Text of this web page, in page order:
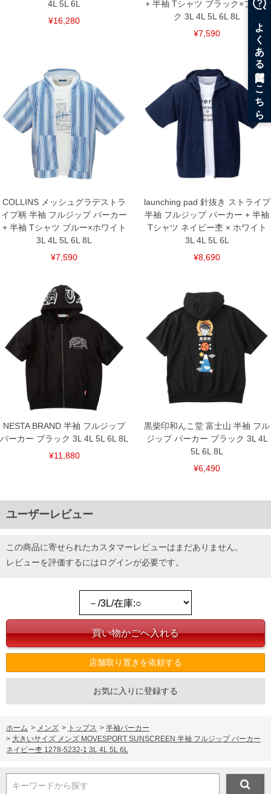
4L 5L 6L
¥16,280
+ 半袖 Tシャツ ブラック×ブラッ
ク 3L 4L 5L 6L 8L
¥7,590
COLLINS メッシュグラデストラ
イプ柄 半袖 フルジップ パーカー
+ 半袖 Tシャツ ブルー×ホワイト
3L 4L 5L 6L 8L
¥7,590
launching pad 針抜き ストライプ
半袖 フルジップ パーカー + 半袖
Tシャツ ネイビー杢 × ホワイト
3L 4L 5L 6L
¥8,690
NESTA BRAND 半袖 フルジップ
パーカー ブラック 3L 4L 5L 6L 8L
¥11,880
黒柴印和んこ堂 富士山 半袖 フル
ジップ パーカー ブラック 3L 4L
5L 6L 8L
¥6,490
ユーザーレビュー
この商品に寄せられたカスタマーレビューはまだありません。
レビューを評価するにはログインが必要です。
店舗取り置きを依頼する
お気に入りに登録する
ホーム > メンズ > トップス > 半袖パーカー
> 大きいサイズ メンズ MOVESPORT SUNSCREEN 半袖 フルジップ パーカー
ネイビー杢 1278-5232-1 3L 4L 5L 6L
キーワードから探す